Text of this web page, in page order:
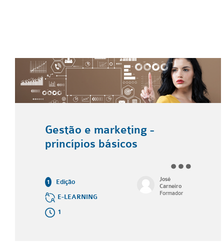
Gestão e marketing -
princípios básicos
1
Edição
E-LEARNING
1
José
Carneiro
Formador